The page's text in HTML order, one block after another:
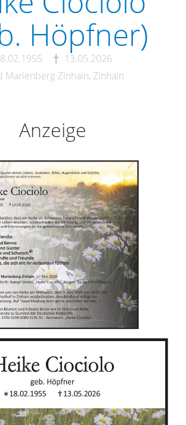
Höpfner)
13.05.2026
Marienberg-Zinhain, Zinhain
Anzeige